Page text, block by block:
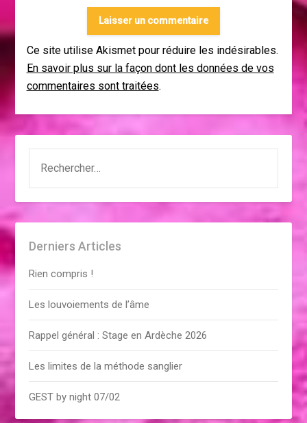
Ce site utilise Akismet pour réduire les indésirables.
En savoir plus sur la façon dont les données de vos
commentaires sont traitées.
Derniers Articles
Rien compris !
Les louvoiements de l’âme
Rappel général : Stage en Ardèche 2026
Les limites de la méthode sanglier
GEST by night 07/02